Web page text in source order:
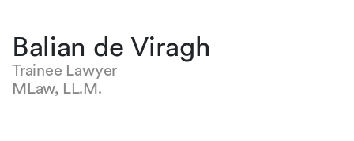
Balian de Viragh
Trainee Lawyer
MLaw, LL.M.